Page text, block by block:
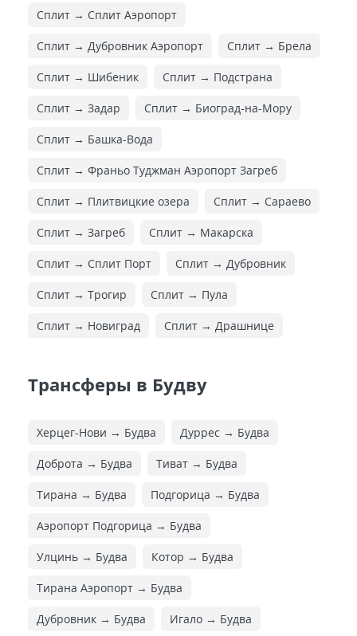
Сплит → Сплит Аэропорт
Сплит → Дубровник Аэропорт Сплит → Брела
Сплит → Шибеник Сплит → Подстрана
Сплит → Задар Сплит → Биоград-на-Мору
Сплит → Башка-Вода
Сплит → Франьо Туджман Аэропорт Загреб
Сплит → Плитвицкие озера Сплит → Сараево
Сплит → Загреб Сплит → Макарска
Сплит → Сплит Порт Сплит → Дубровник
Сплит → Трогир Сплит → Пула
Сплит → Новиград Сплит → Драшнице
Трансферы в Будву
Херцег-Нови → Будва Дуррес → Будва
Доброта → Будва Тиват → Будва
Тирана → Будва Подгорица → Будва
Аэропорт Подгорица → Будва
Улцинь → Будва Котор → Будва
Тирана Аэропорт → Будва
Дубровник → Будва Игало → Будва